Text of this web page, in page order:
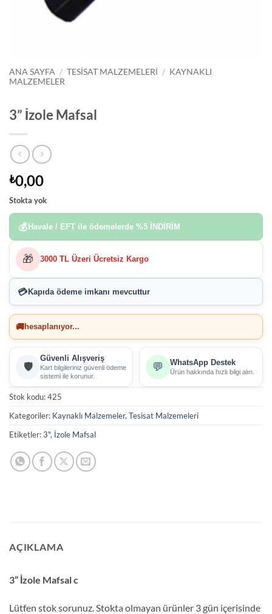
ANA SAYFA / TESISAT MALZEMELERI / KAYNAKLI
MALZEMELER
3” İzole Mafsal
₺0,00
Stokta yok
💰 Havale / EFT ile ödemelerde %5 İNDİRİM
🎁 3000 TL Üzeri Ücretsiz Kargo
💳 Kapıda ödeme imkanı mevcuttur
🚚hesaplanıyor...
🛡️
Güvenli Alışveriş
Kart bilgileriniz güvenli ödeme
sistemi ile korunur.
💬 WhatsApp Destek
Ürün hakkında hızlı bilgi alın.
Stok kodu:425
Kategoriler: Kaynaklı Malzemeler,Tesisat Malzemeleri
Etiketler:3", İzole Mafsal
AÇIKLAMA
3” İzole Mafsal c
Lütfen stok sorunuz. Stokta olmayan ürünler 3 gün içerisinde